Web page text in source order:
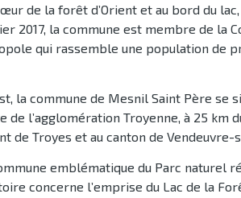
de la forêt d’Orient et au bord du
2017, la commune est membre de la
qui rassemble une population de
la commune de Mesnil Saint Père se
de l’agglomération Troyenne, à 25 km
de Troyes et au canton de Vendeuvre-
emblématique du Parc naturel
concerne l’emprise du Lac de la